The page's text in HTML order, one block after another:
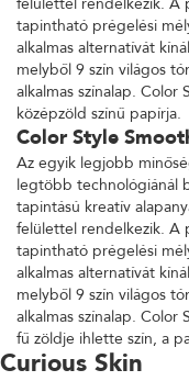
tapintható prégelési
alkalmas alternatívát
melyből 9 szín világos
alkalmas színalap.
középzöld színű papírja.
Color Style
Az egyik legjobb
legtöbb technológiánál
tapintású kreatív
felülettel rendelkezik. A
tapintható prégelési
alkalmas alternatívát
melyből 9 szín világos
alkalmas színalap.
fű zöldje ihlette szín, a
Curious Skin